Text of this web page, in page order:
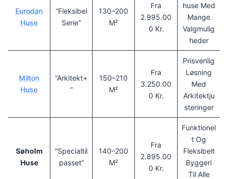
Eurodan
Huse
“Fleksibel
Serie”
130–200
M²
Fra
2.995.00
0 Kr.
Huse Med
Mange
Valgmulig
Heder
Milton
Huse
“Arkitekt+
”
150–210
M²
Fra
3.250.00
0 Kr.
Prisvenlig
Løsning
Med
Arkitektju
Steringer
Søholm
Huse
“Specialtil
Passet”
140–200
M²
Fra
2.895.00
0 Kr.
Funktionel
T Og
Fleksibelt
Byggeri
Til Alle